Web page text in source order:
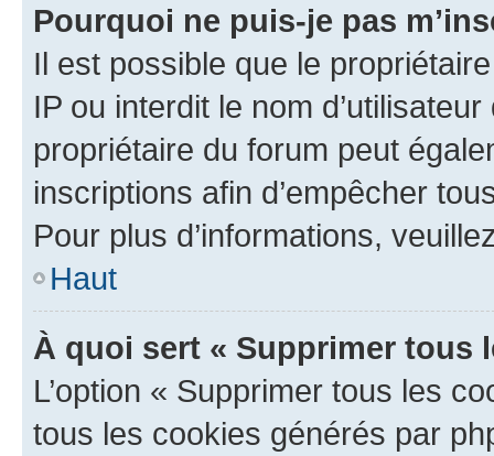
Pourquoi ne puis-je pas
Il est possible que le
IP ou interdit le nom
propriétaire du forum peut
inscriptions afin d’empêcher
Pour plus d’informations,
Haut
À quoi sert « Supprimer tous
L’option « Supprimer tous les
tous les cookies générés par